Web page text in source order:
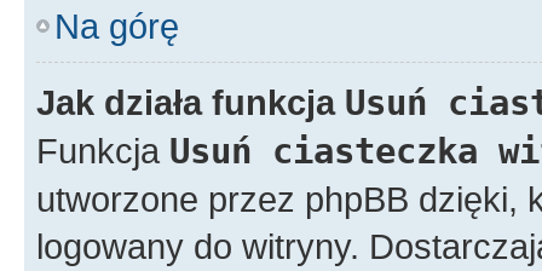
Na górę
Jak działa funkcja Usuń
Funkcja Usuń ciasteczka
utworzone przez phpBB dzięki,
logowany do witryny.